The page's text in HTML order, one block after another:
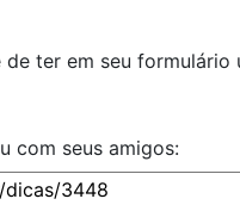
ter em seu
com seus amigos: